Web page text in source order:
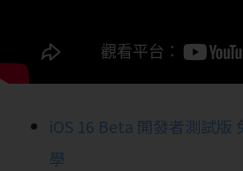
iOS 16 Beta 開發者測試版
學